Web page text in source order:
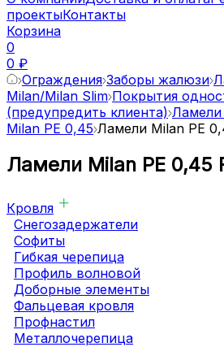
проектыКонтакты
Корзина
0
0 ₽
Ограждения Заборы жалюзи
Milan/Milan Slim Покрытия
(предупредить клиента) Ламели
Milan PE 0,45 Ламели Milan PE
Ламели Milan PE 0,45
Кровля
Снегозадержатели
Софиты
Гибкая черепица
Профиль волновой
Доборные элементы
Фальцевая кровля
Профнастил
Металлочерепица